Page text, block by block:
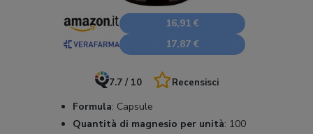
16,91 €
17,87 €
7.7 / 10 Recensisci
Formula: Capsule
Quantità di magnesio per unità: 100